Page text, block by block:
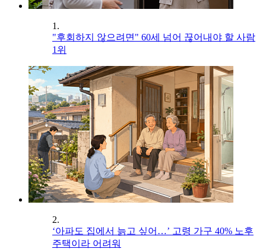
1.
"후회하지 않으려면" 60세 넘어 끊어내야 할 사람
1위
2.
‘아파도 집에서 늙고 싶어…’ 고령 가구 40% 노후
주택이라 어려워